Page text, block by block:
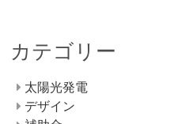
カテゴリー
太陽光発電
デザイン